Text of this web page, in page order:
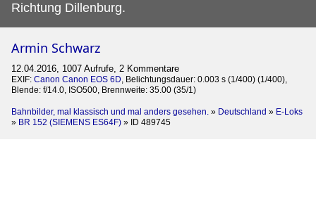
Richtung Dillenburg.
Armin Schwarz
12.04.2016, 1007 Aufrufe, 2 Kommentare
EXIF: Canon Canon EOS 6D, Belichtungsdauer: 0.003 s (1/400) (1/400),
Blende: f/14.0, ISO500, Brennweite: 35.00 (35/1)
Bahnbilder, mal klassisch und mal anders gesehen. » Deutschland » E-Loks
» BR 152 (SIEMENS ES64F) » ID 489745